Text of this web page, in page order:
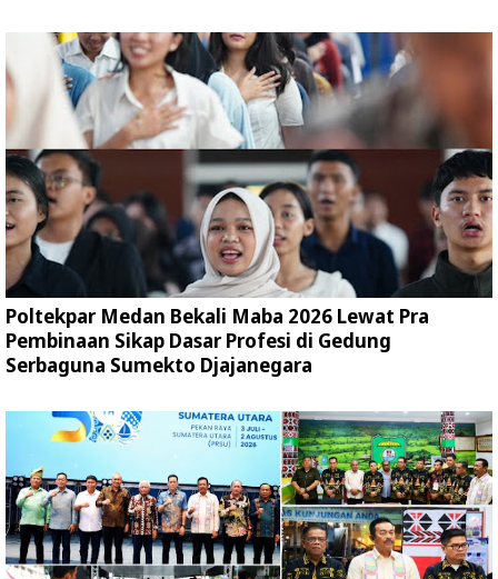
Poltekpar Medan Bekali Maba 2026 Lewat Pra
Pembinaan Sikap Dasar Profesi di Gedung
Serbaguna Sumekto Djajanegara